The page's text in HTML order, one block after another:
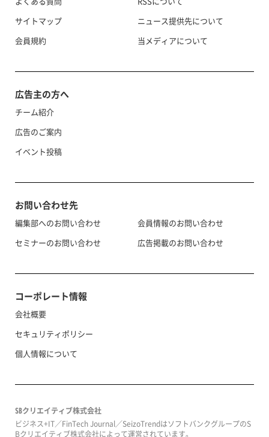
サイトマップ
会員規約
ニュース提供先について
当メディアについて
広告主の方へ
チーム紹介
広告のご案内
イベント投稿
お問い合わせ先
編集部へのお問い合わせ
セミナーのお問い合わせ
会員情報のお問い合わせ
広告掲載のお問い合わせ
コーポレート情報
会社概要
セキュリティポリシー
個人情報について
SBクリエイティブ株式会社
ビジネス+IT／FinTech Journal／SeizoTrendはソフトバンクグループのS
Bクリエイティブ株式会社によって運営されています。